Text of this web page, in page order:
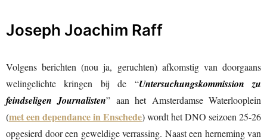
Joseph Joachim Raff
Volgens berichten (nou ja, geruchten) afkomstig van doorgaans
welingelichte kringen bij de “Untersuchungskommission zu
feindseligen Journalisten” aan het Amsterdamse Waterlooplein
(met een dependance in Enschede) wordt het DNO seizoen 25-26
opgesierd door een geweldige verrassing. Naast een herneming van